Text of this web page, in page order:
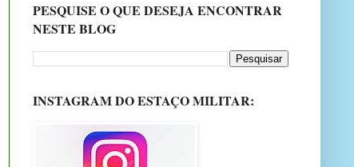
PESQUISE O QUE DESEJA ENCONTRAR
NESTE BLOG
INSTAGRAM DO ESTAÇO MILITAR: